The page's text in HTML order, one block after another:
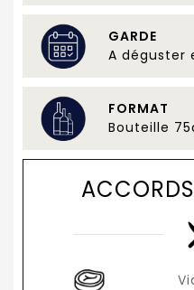
GARDE
A déguster
FORMAT
Bouteille